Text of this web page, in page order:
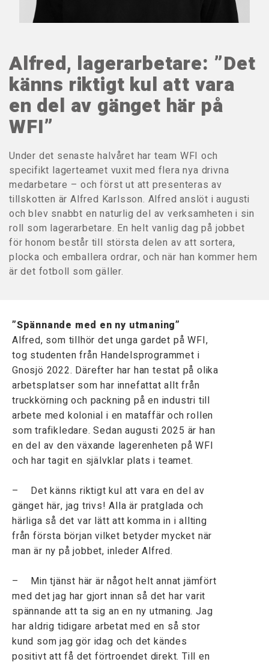
Alfred, lagerarbetare: ”Det
känns riktigt kul att vara
en del av gänget här på
WFI”
Under det senaste halvåret har team WFI och
specifikt lagerteamet vuxit med flera nya drivna
medarbetare – och först ut att presenteras av
tillskotten är Alfred Karlsson. Alfred anslöt i augusti
och blev snabbt en naturlig del av verksamheten i sin
roll som lagerarbetare. En helt vanlig dag på jobbet
för honom består till största delen av att sortera,
plocka och emballera ordrar, och när han kommer hem
är det fotboll som gäller.
”Spännande med en ny utmaning”
Alfred, som tillhör det unga gardet på WFI,
tog studenten från Handelsprogrammet i
Gnosjö 2022. Därefter har han testat på olika
arbetsplatser som har innefattat allt från
truckkörning och packning på en industri till
arbete med kolonial i en mataffär och rollen
som trafikledare. Sedan augusti 2025 är han
en del av den växande lagerenheten på WFI
och har tagit en självklar plats i teamet.
– Det känns riktigt kul att vara en del av
gänget här, jag trivs! Alla är pratglada och
härliga så det var lätt att komma in i allting
från första början vilket betyder mycket när
man är ny på jobbet, inleder Alfred.
– Min tjänst här är något helt annat jämfört
med det jag har gjort innan så det har varit
spännande att ta sig an en ny utmaning. Jag
har aldrig tidigare arbetat med en så stor
kund som jag gör idag och det kändes
positivt att få det förtroendet direkt. Till en